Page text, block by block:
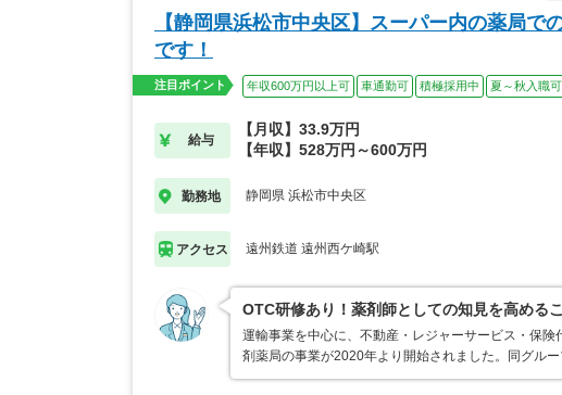
【静岡県浜松市中央区】スーパー内の薬局
です！
注目ポイント 年収600万円以上可 車通勤可 積極採用中 夏～秋入職可
給与
【月収】33.9万円
【年収】528万円～600万円
勤務地 静岡県 浜松市中央区
アクセス 遠州鉄道 遠州西ケ崎駅
OTC研修あり！薬剤師としての知見を高める
運輸事業を中心に、不動産・レジャーサービス・保
剤薬局の事業が2020年より開始されました。同グル